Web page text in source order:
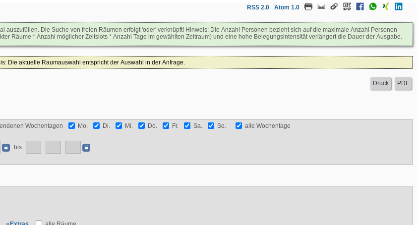
RSS 2.0 Atom 1.0
Die Suche von freien Räumen erfolgt 'oder' verknüpft! Hinweis: Die Anzahl Personen bezieht sich auf die maximale Anzahl Personen
Räume * Anzahl möglicher Zeitslots * Anzahl Tage im gewählten Zeitraum) und eine hohe Belegungsintensität verlängert die Dauer der Ausgabe.
Die aktuelle Raumauswahl entspricht der Auswahl in der Anfrage.
Wochentagen Mo. Di. Mi. Do. Fr. Sa. So. alle Wochentage
bis